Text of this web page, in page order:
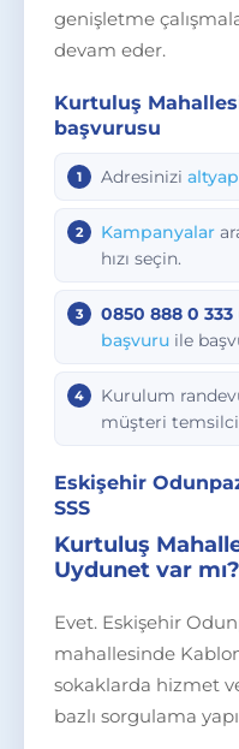
genişletme
devam eder.
Kurtuluş
başvurusu
Adresinizi
Kampanyalar
hızı seçin.
0850 888 0 333
başvuru ile
Kurulum
müşteri
Eskişehir
SSS
Kurtuluş
Uydunet var mı?
Evet. Eskişehir
mahallesinde
sokaklarda hizmet
bazlı sorgulama